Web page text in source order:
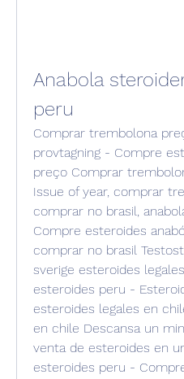
Anabola
peru
Comprar trembolona
provtagning - Compre
preço Comprar
Issue of year, comprar
comprar no brasil,
Compre esteroides
comprar no brasil
sverige esteroides
esteroides peru -
esteroides legales en
en chile Descansa un
venta de esteroides en
esteroides peru -